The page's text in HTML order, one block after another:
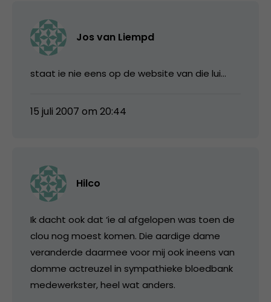
Jos van Liempd
staat ie nie eens op de website van die lui…
15 juli 2007 om 20:44
Hilco
Ik dacht ook dat ‘ie al afgelopen was toen de
clou nog moest komen. Die aardige dame
veranderde daarmee voor mij ook ineens van
domme actreuzel in sympathieke bloedbank
medewerkster, heel wat anders.